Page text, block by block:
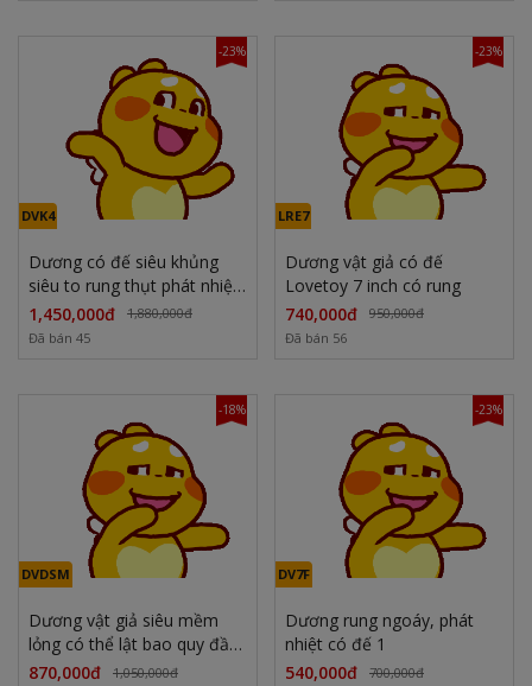
-23%
DVK4
Dương có đế siêu khủng
siêu to rung thụt phát nhiệt
4.8cm
1,450,000đ
1,880,000đ
Đã bán 45
-23%
LRE7
Dương vật giả có đế
Lovetoy 7 inch có rung
740,000đ
950,000đ
Đã bán 56
-18%
DVDSM
Dương vật giả siêu mềm
lỏng có thể lật bao quy đầu
hẹp có đế
870,000đ
1,050,000đ
-23%
DV7F
Dương rung ngoáy, phát
nhiệt có đế 1
540,000đ
700,000đ